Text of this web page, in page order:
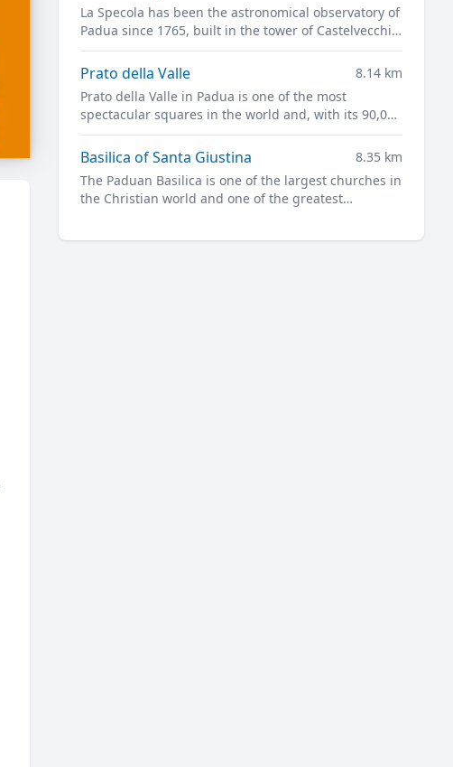
La Specola has been the astronomical observatory of
Padua since 1765, built in the tower of Castelvecchio,
the ancient castle of the city and the pride of
medieval Padua.
Prato della Valle
8.14 km
Prato della Valle in Padua is one of the most
spectacular squares in the world and, with its 90,000
square meters, is one of the largest in Europe.
Basilica of Santa Giustina
8.35 km
The Paduan Basilica is one of the largest churches in
the Christian world and one of the greatest